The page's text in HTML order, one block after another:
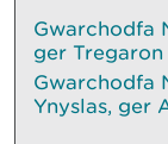
Gwarchodfa
ger Tregaron
Gwarchodfa
Ynyslas, ger